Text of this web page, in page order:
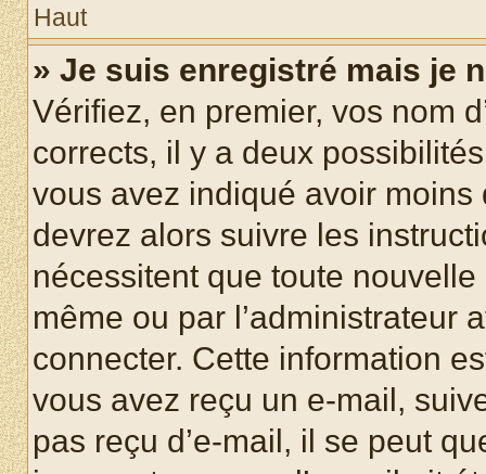
Haut
» Je suis enregistré mais je
Vérifiez, en premier, vos nom
corrects, il y a deux
vous avez indiqué avoir moins
devrez alors suivre les
nécessitent que toute
même ou par l’administrateur
connecter. Cette information
vous avez reçu un e-mail,
pas reçu d’e-mail, il se peut